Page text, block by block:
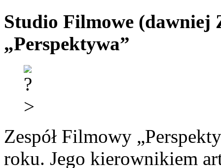
Studio Filmowe (dawniej
„Perspektywa”
Zespół Filmowy
roku. Jego kierownikiem